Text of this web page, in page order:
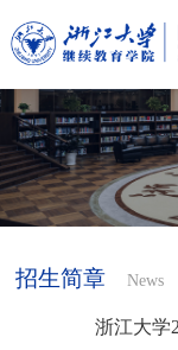
招生简章 News
浙江大学